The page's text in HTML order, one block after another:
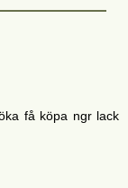
få köpa ngr lack